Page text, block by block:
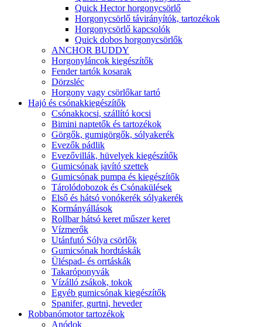
Quick Hector horgonycsörlő
Horgonycsörlő távirányítók, tartozékok
Horgonycsörlő kapcsolók
Quick dobos horgonycsörlők
ANCHOR BUDDY
Horgonyláncok kiegészítők
Fender tartók kosarak
Dörzsléc
Horgony vagy csörlőkar tartó
Hajó és csónakkiegészítők
Csónakkocsi, szállító kocsi
Bimini naptetők és tartozékok
Görgők, gumigörgők, sólyakerék
Evezők pádlik
Evezővillák, hüvelyek kiegészítők
Gumicsónak javító szettek
Gumicsónak pumpa és kiegészítők
Tárolódobozok és Csónakülések
Első és hátsó vonókerék sólyakerék
Kormányállások
Rollbar hátsó keret műszer keret
Vízmerők
Utánfutó Sólya csörlők
Gumicsónak hordtáskák
Üléspad- és orrtáskák
Takaróponyvák
Vízálló zsákok, tokok
Egyéb gumicsónak kiegészítők
Spanifer, gurtni, heveder
Robbanómotor tartozékok
Anódok